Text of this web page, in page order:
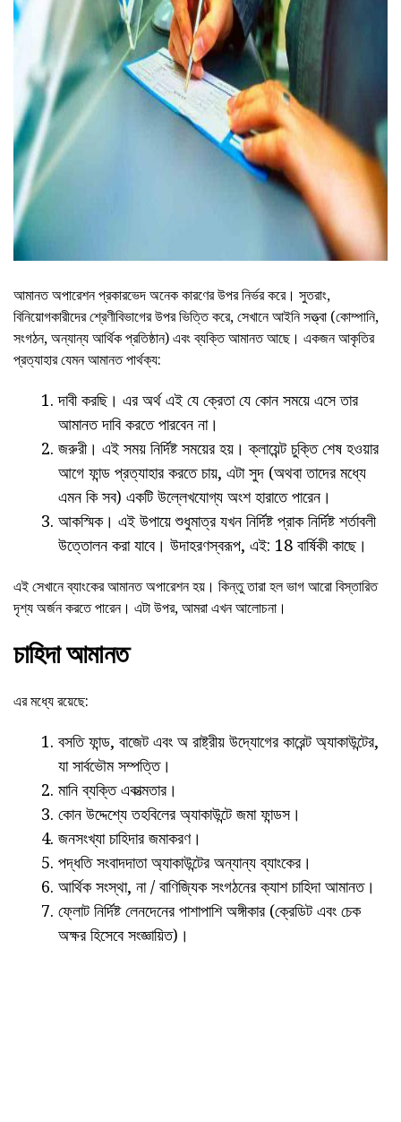
ad
আমানত অপারেশন প্রকারভেদ অনেক কারণের উপর নির্ভর করে। সুতরাং,
বিনিয়োগকারীদের শ্রেণীবিভাগের উপর ভিত্তি করে, সেখানে আইনি সত্ত্বা (কোম্পানি,
সংগঠন, অন্যান্য আর্থিক প্রতিষ্ঠান) এবং ব্যক্তি আমানত আছে। একজন আকৃতির
প্রত্যাহার যেমন আমানত পার্থক্য:
দাবী করছি। এর অর্থ এই যে ক্রেতা যে কোন সময়ে এসে তার
আমানত দাবি করতে পারবেন না।
জরুরী। এই সময় নির্দিষ্ট সময়ের হয়। ক্লায়েন্ট চুক্তি শেষ হওয়ার
আগে ফান্ড প্রত্যাহার করতে চায়, এটা সুদ (অথবা তাদের মধ্যে
এমন কি সব) একটি উল্লেখযোগ্য অংশ হারাতে পারেন।
আকস্মিক। এই উপায়ে শুধুমাত্র যখন নির্দিষ্ট প্রাক নির্দিষ্ট শর্তাবলী
উত্তোলন করা যাবে। উদাহরণস্বরূপ, এই: 18 বার্ষিকী কাছে।
এই সেখানে ব্যাংকের আমানত অপারেশন হয়। কিন্তু তারা হল ভাগ আরো বিস্তারিত
দৃশ্য অর্জন করতে পারেন। এটা উপর, আমরা এখন আলোচনা।
চাহিদা আমানত
এর মধ্যে রয়েছে:
বসতি ফান্ড, বাজেট এবং অ রাষ্ট্রীয় উদ্যোগের কারেন্ট অ্যাকাউন্টের,
যা সার্বভৌম সম্পত্তি।
মানি ব্যক্তি একাত্মতার।
কোন উদ্দেশ্যে তহবিলের অ্যাকাউন্টে জমা ফান্ডস।
জনসংখ্যা চাহিদার জমাকরণ।
পদ্ধতি সংবাদদাতা অ্যাকাউন্টের অন্যান্য ব্যাংকের।
আর্থিক সংস্থা, না / বাণিজ্যিক সংগঠনের ক্যাশ চাহিদা আমানত।
ফ্লোট নির্দিষ্ট লেনদেনের পাশাপাশি অঙ্গীকার (ক্রেডিট এবং চেক
অক্ষর হিসেবে সংজ্ঞায়িত)।